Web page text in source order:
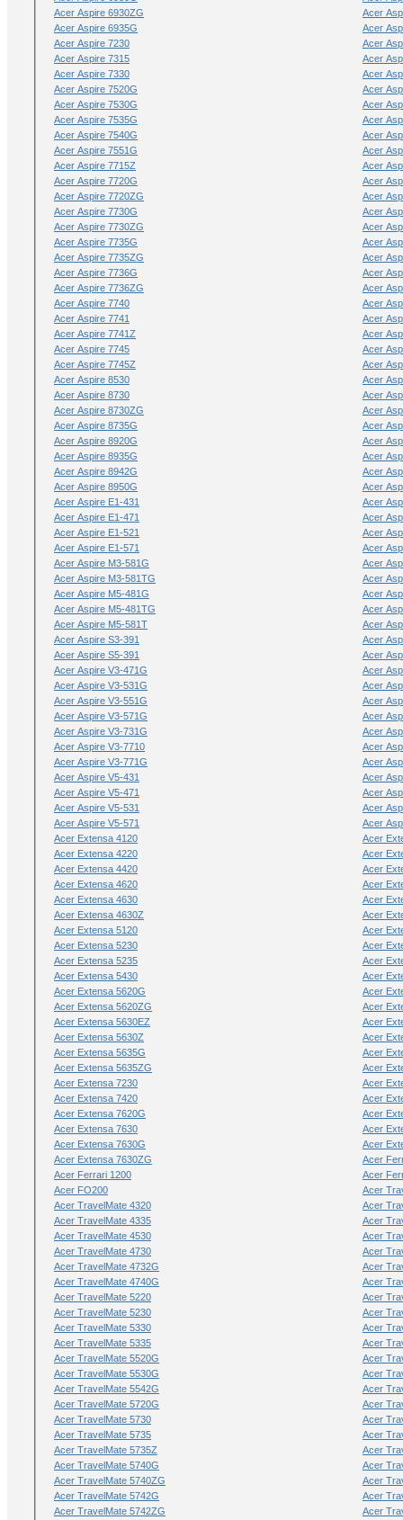
Acer Aspire 6930ZG
Acer
Acer Aspire 6935G
Acer
Acer Aspire 7230
Acer
Acer Aspire 7315
Acer
Acer Aspire 7330
Acer
Acer Aspire 7520G
Acer
Acer Aspire 7530G
Acer
Acer Aspire 7535G
Acer
Acer Aspire 7540G
Acer
Acer Aspire 7551G
Acer
Acer Aspire 7715Z
Acer
Acer Aspire 7720G
Acer
Acer Aspire 7720ZG
Acer
Acer Aspire 7730G
Acer
Acer Aspire 7730ZG
Acer
Acer Aspire 7735G
Acer
Acer Aspire 7735ZG
Acer
Acer Aspire 7736G
Acer
Acer Aspire 7736ZG
Acer
Acer Aspire 7740
Acer
Acer Aspire 7741
Acer
Acer Aspire 7741Z
Acer
Acer Aspire 7745
Acer
Acer Aspire 7745Z
Acer
Acer Aspire 8530
Acer
Acer Aspire 8730
Acer
Acer Aspire 8730ZG
Acer
Acer Aspire 8735G
Acer
Acer Aspire 8920G
Acer
Acer Aspire 8935G
Acer
Acer Aspire 8942G
Acer
Acer Aspire 8950G
Acer
Acer Aspire E1-431
Acer
Acer Aspire E1-471
Acer
Acer Aspire E1-521
Acer
Acer Aspire E1-571
Acer
Acer Aspire M3-581G
Acer
Acer Aspire M3-581TG
Acer
Acer Aspire M5-481G
Acer
Acer Aspire M5-481TG
Acer
Acer Aspire M5-581T
Acer
Acer Aspire S3-391
Acer
Acer Aspire S5-391
Acer
Acer Aspire V3-471G
Acer
Acer Aspire V3-531G
Acer
Acer Aspire V3-551G
Acer
Acer Aspire V3-571G
Acer
Acer Aspire V3-731G
Acer
Acer Aspire V3-7710
Acer
Acer Aspire V3-771G
Acer
Acer Aspire V5-431
Acer
Acer Aspire V5-471
Acer
Acer Aspire V5-531
Acer
Acer Aspire V5-571
Acer
Acer Extensa 4120
Acer
Acer Extensa 4220
Acer
Acer Extensa 4420
Acer
Acer Extensa 4620
Acer
Acer Extensa 4630
Acer
Acer Extensa 4630Z
Acer
Acer Extensa 5120
Acer
Acer Extensa 5230
Acer
Acer Extensa 5235
Acer
Acer Extensa 5430
Acer
Acer Extensa 5620G
Acer
Acer Extensa 5620ZG
Acer
Acer Extensa 5630EZ
Acer
Acer Extensa 5630Z
Acer
Acer Extensa 5635G
Acer
Acer Extensa 5635ZG
Acer
Acer Extensa 7230
Acer
Acer Extensa 7420
Acer
Acer Extensa 7620G
Acer
Acer Extensa 7630
Acer
Acer Extensa 7630G
Acer
Acer Extensa 7630ZG
Acer
Acer Ferrari 1200
Acer
Acer FO200
Acer
Acer TravelMate 4320
Acer
Acer TravelMate 4335
Acer
Acer TravelMate 4530
Acer
Acer TravelMate 4730
Acer
Acer TravelMate 4732G
Acer
Acer TravelMate 4740G
Acer
Acer TravelMate 5220
Acer
Acer TravelMate 5230
Acer
Acer TravelMate 5330
Acer
Acer TravelMate 5335
Acer
Acer TravelMate 5520G
Acer
Acer TravelMate 5530G
Acer
Acer TravelMate 5542G
Acer
Acer TravelMate 5720G
Acer
Acer TravelMate 5730
Acer
Acer TravelMate 5735
Acer
Acer TravelMate 5735Z
Acer
Acer TravelMate 5740G
Acer
Acer TravelMate 5740ZG
Acer
Acer TravelMate 5742G
Acer
Acer TravelMate 5742ZG
Acer